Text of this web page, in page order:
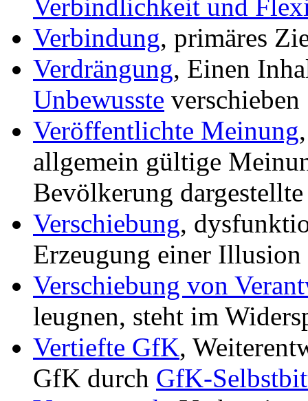
Verbindlichkeit und
Verbindung, primäres
Verdrängung, Einen
Unbewusste verschieben
Veröffentlichte Meinung
allgemein gültige
Bevölkerung
Verschiebung,
Erzeugung einer Illusion
Verschiebung von
leugnen, steht im
Vertiefte GfK,
GfK durch GfK-